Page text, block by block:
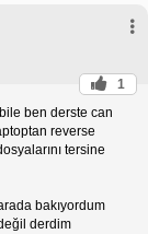
1
ben derste can
reverse
tersine
bakıyordum
derdim